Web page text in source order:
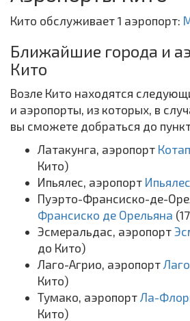
Кито обслуживает 1 аэропорт:
Ближайшие города и
Кито
Возле Кито находятся
и аэропорты, из которых, в
вы сможете добраться до
Латакунга, аэропорт
Кито)
Ипьялес, аэропорт Ипьялес
Пуэрто-Франсиско-де-
Франсиско де Орельяна
Эсмеральдас, аэропорт
до Кито)
Лаго-Агрио, аэропорт
Кито)
Тумако, аэропорт Ла-
Кито)